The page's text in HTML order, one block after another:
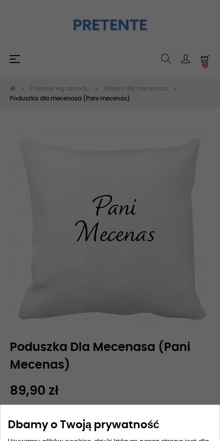
Toggle
☰
0
Prezenty wg zawodu
Prezent dla mecenasa
Poduszka dla mecenasa (Pani mecenas)
Poduszka Dla Mecenasa (Pani
Mecenas)
89,90 zł
Dbamy o Twoją prywatność